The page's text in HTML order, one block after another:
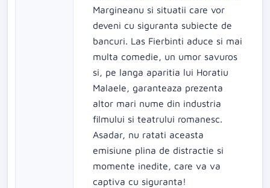
Margineanu si situatii care vor
deveni cu siguranta subiecte de
bancuri. Las Fierbinti aduce si mai
multa comedie, un umor savuros
si, pe langa aparitia lui Horatiu
Malaele, garanteaza prezenta
altor mari nume din industria
filmului si teatrului romanesc.
Asadar, nu ratati aceasta
emisiune plina de distractie si
momente inedite, care va va
captiva cu siguranta!